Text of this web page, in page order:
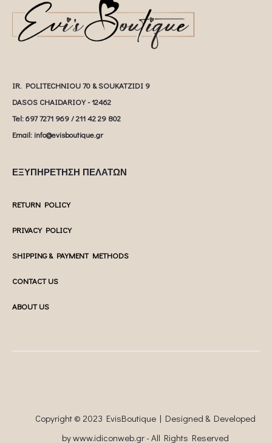
IR. POLITECHNIOU 70 & SOUKATZIDI 9
DASOS CHAIDARIOY - 12462
Tel: 697 7271 969 / 211 42 29 802
Email: info@evisboutique.gr
ΕΞΥΠΗΡΕΤΗΣΗ ΠΕΛΑΤΩΝ
RETURN POLICY
PRIVACY POLICY
SHIPPING & PAYMENT METHODS
CONTACT US
ABOUT US
Copyright © 2023 EvisBoutique | Designed & Developed
bywww.idiconweb.gr- All Rights Reserved